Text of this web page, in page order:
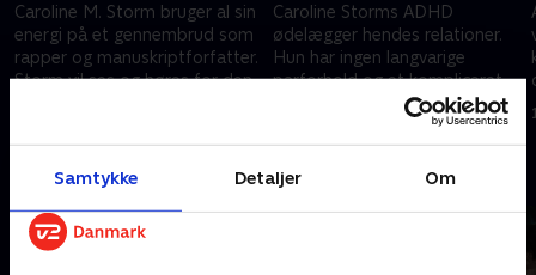
Samtykke Detaljer Om
Caroline M. Storm bruger al sin
energi på et gennembrud som
rapper og manuskriptforfatter.
Storm vil ses og høres for den,
Caroline Storms ADHD
ødelægger hendes relationer.
Hun har ingen langvarige
parforhold og et kompliceret
forhold til sin mor. Kan hun
gøre noget ved det?.
10. april 2025 • 28 min
Andre så også